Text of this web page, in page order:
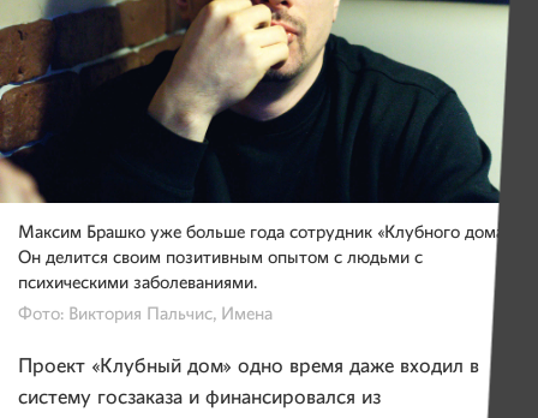
Максим Брашко уже больше года сотрудник «Клубного дома».
Он делится своим позитивным опытом с людьми с
психическими заболеваниями.
Фото: Виктория Пальчис, Имена
Проект «Клубный дом» одно время даже входил в
систему госзаказа и финансировался из